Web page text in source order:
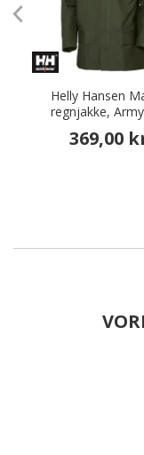
Helly Hansen
regnjakke,
369,00